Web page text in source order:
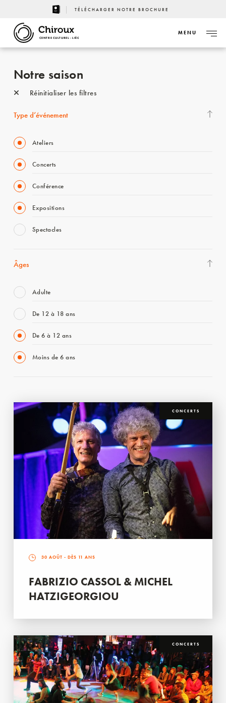
TÉLÉCHARGER NOTRE BROCHURE
CENTRE CULTUREL - LIÈGE
MENU
Notre saison
Réinitialiser les filtres
Type d’événement
Ateliers
Concerts
Conférence
Expositions
Spectacles
Âges
Adulte
De 12 à 18 ans
De 6 à 12 ans
Moins de 6 ans
CONCERTS
30 AOÛT - DÈS 11 ANS
FABRIZIO CASSOL & MICHEL
HATZIGEORGIOU
CONCERTS